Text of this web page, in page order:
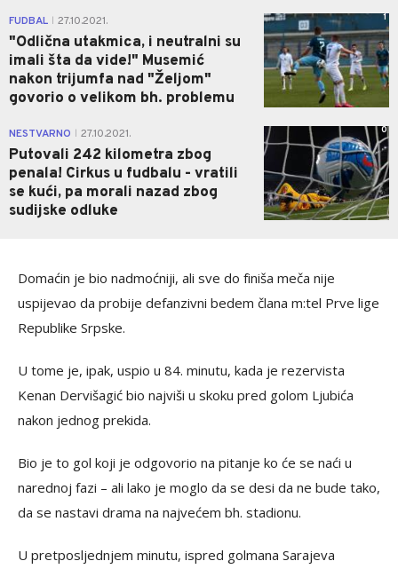
FUDBAL 27.10.2021.
"Odlična utakmica, i neutralni su
imali šta da vide!" Musemić
nakon trijumfa nad "Željom"
govorio o velikom bh. problemu
1
NESTVARNO 27.10.2021.
Putovali 242 kilometra zbog
penala! Cirkus u fudbalu - vratili
se kući, pa morali nazad zbog
sudijske odluke
0
Domaćin je bio nadmoćniji, ali sve do finiša meča nije
uspijevao da probije defanzivni bedem člana m:tel Prve lige
Republike Srpske.
U tome je, ipak, uspio u 84. minutu, kada je rezervista
Kenan Dervišagić bio najviši u skoku pred golom Ljubića
nakon jednog prekida.
Bio je to gol koji je odgovorio na pitanje ko će se naći u
narednoj fazi – ali lako je moglo da se desi da ne bude tako,
da se nastavi drama na najvećem bh. stadionu.
U pretposljednjem minutu, ispred golmana Sarajeva